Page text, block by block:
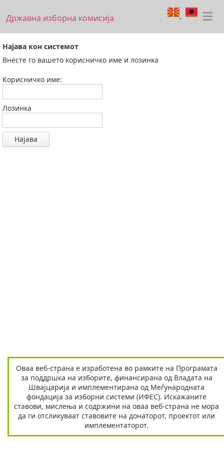
Државна изборна комисија
Најава кон системот
Внесте го вашето корисничко име и лозинка
Корисничко име:
Лозинка
Најава
Оваа веб-страна е изработена во рамките на Програмата
за поддршка на изборите, финансирана од Владата на
Швајцарија и имплементирана од Меѓународната
фондација за изборни системи (ИФЕС). Искажаните
ставови, мислења и содржини на оваа веб-страна не мора
да ги отсликуваат ставовите на донаторот, проектот или
имплементаторот.